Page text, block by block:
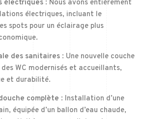
électriques: Nous avons entièrement
électriques, incluant le
spots pour un éclairage plus
des sanitaires: Une nouvelle couche
WC modernisés et accueillants,
et durabilité.
complète : Installation d’une
équipée d’un ballon d’eau chaude,